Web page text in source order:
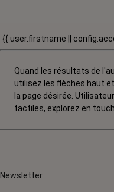
{{ user.firstname ||
Quand les résultats de
utilisez les flèches haut
la page désirée.
tactiles, explorez en
Newsletter